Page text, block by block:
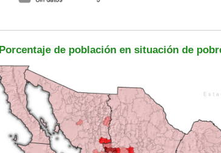
Porcentaje de población en situación de